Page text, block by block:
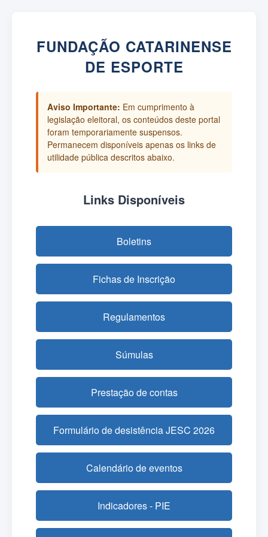
FUNDAÇÃO CATARINENSE
DE ESPORTE
Aviso Importante: Em cumprimento à
legislação eleitoral, os conteúdos deste portal
foram temporariamente suspensos.
Permanecem disponíveis apenas os links de
utilidade pública descritos abaixo.
Links Disponíveis
Boletins
Fichas de Inscrição
Regulamentos
Súmulas
Prestação de contas
Formulário de desistência JESC 2026
Calendário de eventos
Indicadores - PIE